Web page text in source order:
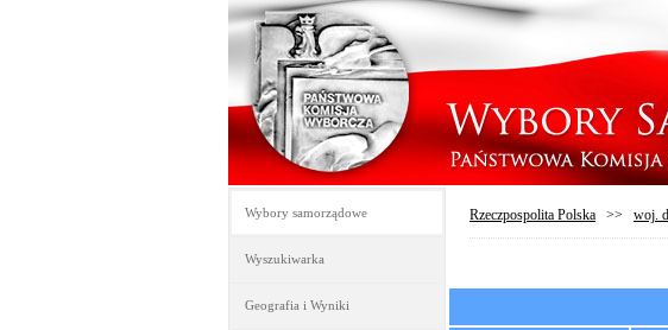
Wybory samorządowe
Wyszukiwarka
Geografia i Wyniki
Rzeczpospolita Polska >> woj.